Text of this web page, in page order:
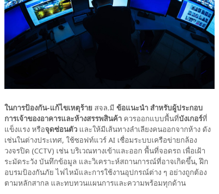
ในการป้องกัน-แก้ไขเหตุร้าย สจล.มี ข้อแนะนำ สำหรับผู้ประกอบ
การเจ้าของอาคารและห้างสรรพสินค้าควรออกแบบพื้นที่บังเกอร์ที่
แข็งแรง หรือจุดซ่อนตัว และให้มีเส้นทางลำเลียงคนออกจากห้าง ดัง
เช่นในต่างประเทศ, ใช้ซอฟท์แวร์ AI เชื่อมระบบเครือข่ายกล้อง
วงจรปิด (CCTV) เช่น บริเวณทางเข้าและออก พื้นที่จอดรถ เพื่อเฝ้า
ระมัดระวัง บันทึกข้อมูล และวิเคราะห์สถานการณ์ที่อาจเกิดขึ้น, ฝึก
อบรมป้องกันภัย ไฟไหม้และการใช้งานอุปกรณ์ต่าง ๆ อย่างถูกต้อง
ตามหลักสากล และทบทวนแผนการและความพร้อมทุกด้าน